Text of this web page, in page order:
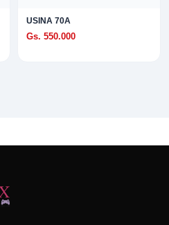
USINA 70A
Gs. 550.000